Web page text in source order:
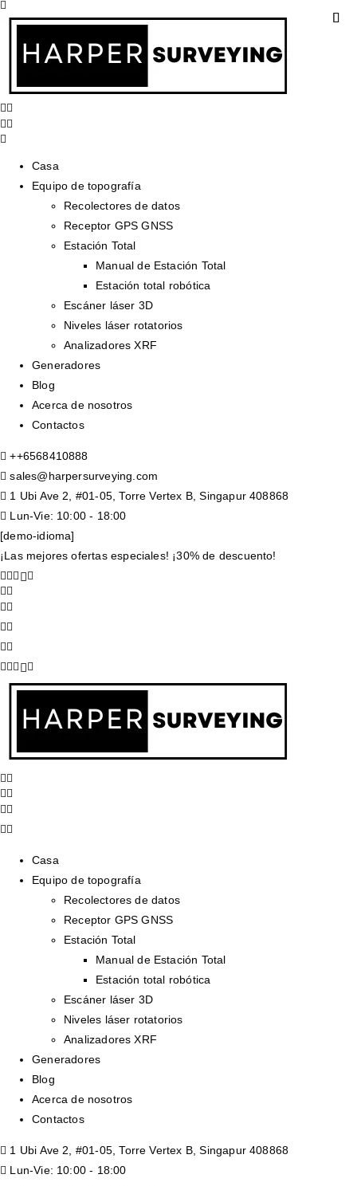
Casa
Equipo de topografía
Recolectores de datos
Receptor GPS GNSS
Estación Total
Manual de Estación Total
Estación total robótica
Escáner láser 3D
Niveles láser rotatorios
Analizadores XRF
Generadores
Blog
Acerca de nosotros
Contactos
++6568410888
sales@harpersurveying.com
1 Ubi Ave 2, #01-05, Torre Vertex B, Singapur 408868
Lun-Vie: 10:00 - 18:00
[demo-idioma]
¡Las mejores ofertas especiales! ¡30% de descuento!
Casa
Equipo de topografía
Recolectores de datos
Receptor GPS GNSS
Estación Total
Manual de Estación Total
Estación total robótica
Escáner láser 3D
Niveles láser rotatorios
Analizadores XRF
Generadores
Blog
Acerca de nosotros
Contactos
1 Ubi Ave 2, #01-05, Torre Vertex B, Singapur 408868
Lun-Vie: 10:00 - 18:00